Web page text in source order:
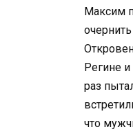
Максим
Регине
раз
что